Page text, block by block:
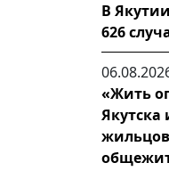
В
626
«Жить